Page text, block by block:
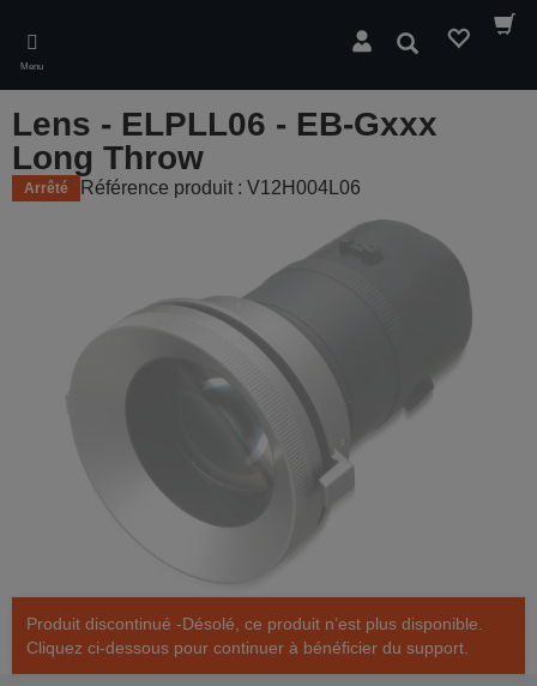
main
content
Menu
Rechercher
Lens - ELPLL06 - EB-Gxxx
Long Throw
Arrêté Référence produit : V12H004L06
Produit discontinué -Désolé, ce produit n’est plus disponible.
Cliquez ci-dessous pour continuer à bénéficier du support.